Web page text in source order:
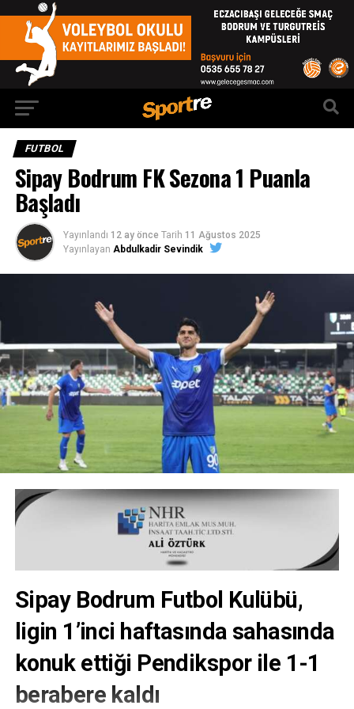
FUTBOL
Sipay Bodrum FK Sezona 1 Puanla
Başladı
Yayınlandı 12 ay önce Tarih 11 Ağustos 2025
Yayınlayan Abdulkadir Sevindik
Sipay Bodrum Futbol Kulübü,
ligin 1’inci haftasında sahasında
konuk ettiği Pendikspor ile 1-1
berabere kaldı